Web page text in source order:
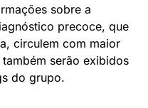
sobre a
precoce, que
circulem com maior
serão exibidos
do grupo.